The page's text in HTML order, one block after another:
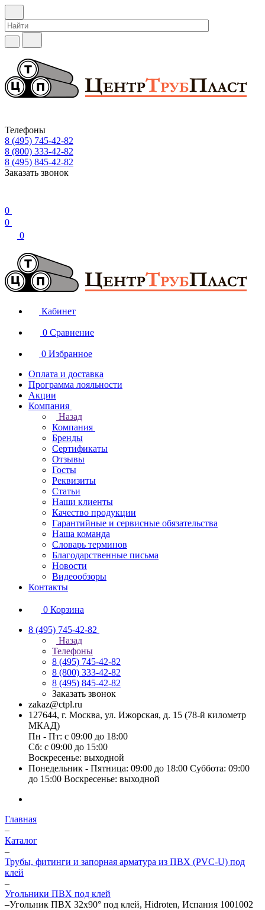
Телефоны
8 (495) 745-42-82
8 (800) 333-42-82
8 (495) 845-42-82
Заказать звонок
0
0
0
Кабинет
0 Сравнение
0 Избранное
Оплата и доставка
Программа лояльности
Акции
Компания
Назад
Компания
Бренды
Сертификаты
Отзывы
Госты
Реквизиты
Статьи
Наши клиенты
Качество продукции
Гарантийные и сервисные обязательства
Наша команда
Словарь терминов
Благодарственные письма
Новости
Видеообзоры
Контакты
0 Корзина
8 (495) 745-42-82
Назад
Телефоны
8 (495) 745-42-82
8 (800) 333-42-82
8 (495) 845-42-82
Заказать звонок
zakaz@ctpl.ru
127644, г. Москва, ул. Ижорская, д. 15 (78-й километр
МКАД)
Пн - Пт: с 09:00 до 18:00
Сб: с 09:00 до 15:00
Воскресенье: выходной
Понедельник - Пятница: 09:00 до 18:00 Суббота: 09:00
до 15:00 Воскресенье: выходной
Главная
–
Каталог
–
Трубы, фитинги и запорная арматура из ПВХ (PVC-U) под
клей
–
Угольники ПВХ под клей
–Угольник ПВХ 32х90° под клей, Hidroten, Испания 1001002